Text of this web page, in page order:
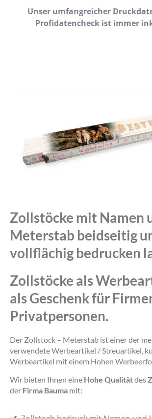
Unser umfangreicher
Profidatencheck ist immer
Zollstöcke mit Namen
Meterstab beidseitig
vollflächig bedrucken
Zollstöcke als
als Geschenk für
Privatpersonen.
Der Zollstock – Meterstab ist einer der
verwendete Werbeartikel / Streuartikel,
Werbeartikel mit einem Hohen
Wir bieten Ihnen eine Hohe Qualitätdes
der Firma Bauma mit: